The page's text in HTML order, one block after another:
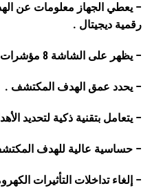
– يعطي الجهاز معلومات عن
رقمية ديجيتال .
– يظهر على الشاشة 8 مؤشرات للهدف المكتشف .
– يحدد عمق الهدف المكتشف .
– يتعامل بتقنية ذكية لتحديد
– حساسية عالية للهدف
– إلغاء تداخلات التأثيرات